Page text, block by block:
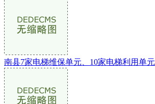
南县7家电梯维保单元、10家电梯利用单元